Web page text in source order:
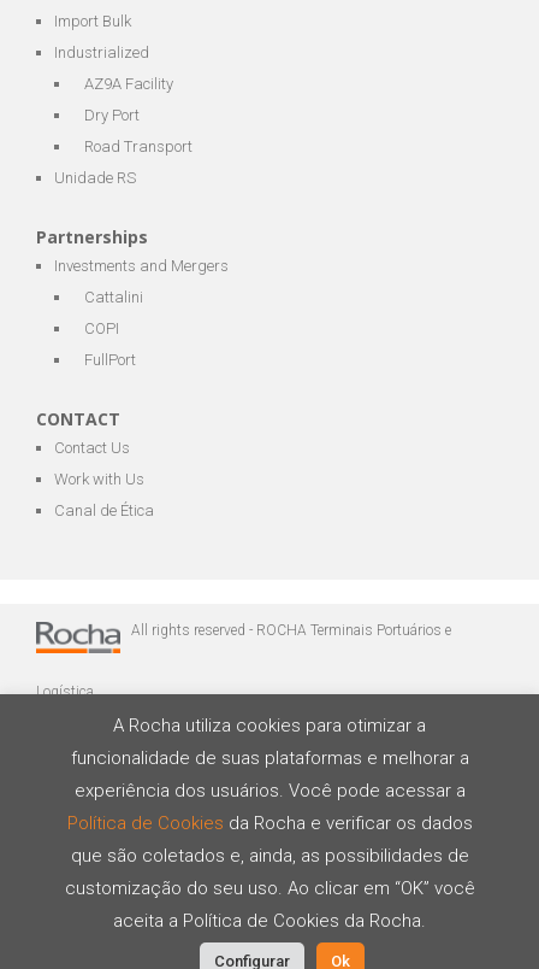
Import Bulk
Industrialized
AZ9A Facility
Dry Port
Road Transport
Unidade RS
Partnerships
Investments and Mergers
Cattalini
COPI
FullPort
CONTACT
Contact Us
Work with Us
Canal de Ética
All rights reserved - ROCHA Terminais Portuários e
Logística
Developed by
A Rocha utiliza cookies para otimizar a
funcionalidade de suas plataformas e melhorar a
experiência dos usuários. Você pode acessar a
Política de Cookies da Rocha e verificar os dados
que são coletados e, ainda, as possibilidades de
customização do seu uso. Ao clicar em “OK” você
aceita a Política de Cookies da Rocha.
Configurar Ok